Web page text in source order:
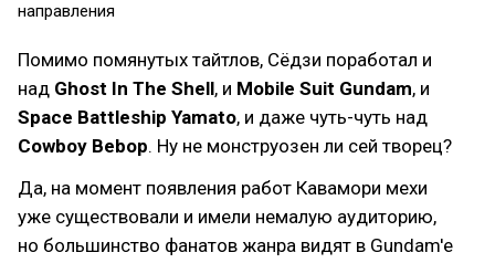
направления
Помимо помянутых тайтлов, Сёдзи поработал и
над Ghost In The Shell, и Mobile Suit Gundam, и
Space Battleship Yamato, и даже чуть-чуть над
Cowboy Bebop. Ну не монструозен ли сей творец?
Да, на момент появления работ Кавамори мехи
уже существовали и имели немалую аудиторию,
но большинство фанатов жанра видят в Gundam'е